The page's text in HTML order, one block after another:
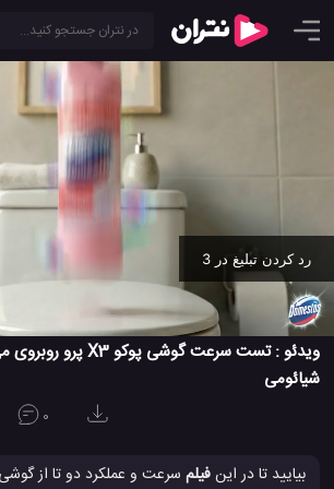
رد کردن تبلیغ در 2
00:12
شیائومی
0
بیایید تا در اینفیلم سرعت و عملکرد دو تا از